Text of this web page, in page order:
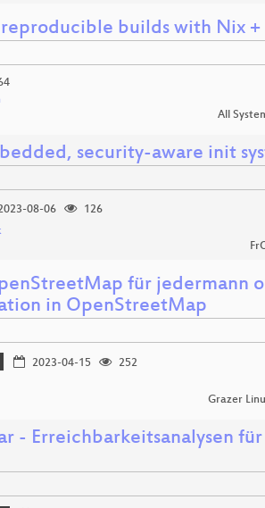
builds with Nix +
All
security-aware init
08-06
126
für jedermann
in OpenStreetMap
2023-04-15
252
Grazer
- Erreichbarkeitsanalysen für